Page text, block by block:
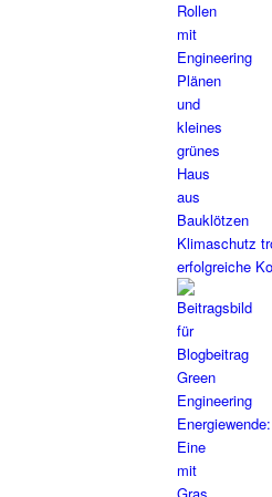
Klimaschutz
erfolgreiche